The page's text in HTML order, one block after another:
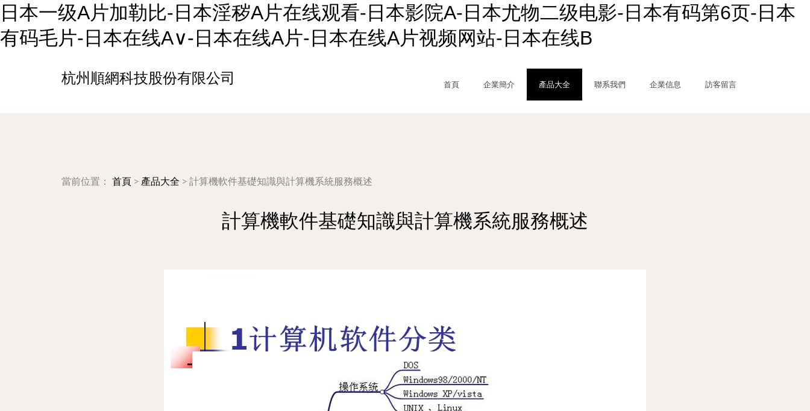
日本一级A片加勒比-日本淫秽A片在线观看-日本影院A-日本尤物二级电影-日本有码第6页-日本
有码毛片-日本在线A∨-日本在线A片-日本在线A片视频网站-日本在线B
杭州順網科技股份有限公司 首頁 企業簡介 產品大全 聯系我們 企業信息 訪客留言
當前位置： 首頁 > 產品大全 > 計算機軟件基礎知識與計算機系統服務概述
計算機軟件基礎知識與計算機系統服務概述